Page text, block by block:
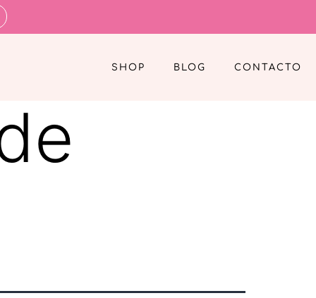
SHOP BLOG CONTACTO